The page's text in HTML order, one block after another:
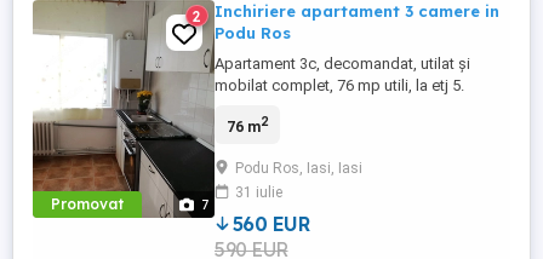
Promovat 7
2
Inchiriere apartament 3 camere in
Podu Ros
Apartament 3c, decomandat, utilat și
mobilat complet, 76 mp utili, la etj 5.
interes. Nu se acceptă fumători sau
și o garanție de aceeași valoare. Este liber
începând cu luna august.
76 m2
Podu Ros, Iasi, Iasi
31 iulie
560 EUR
590 EUR